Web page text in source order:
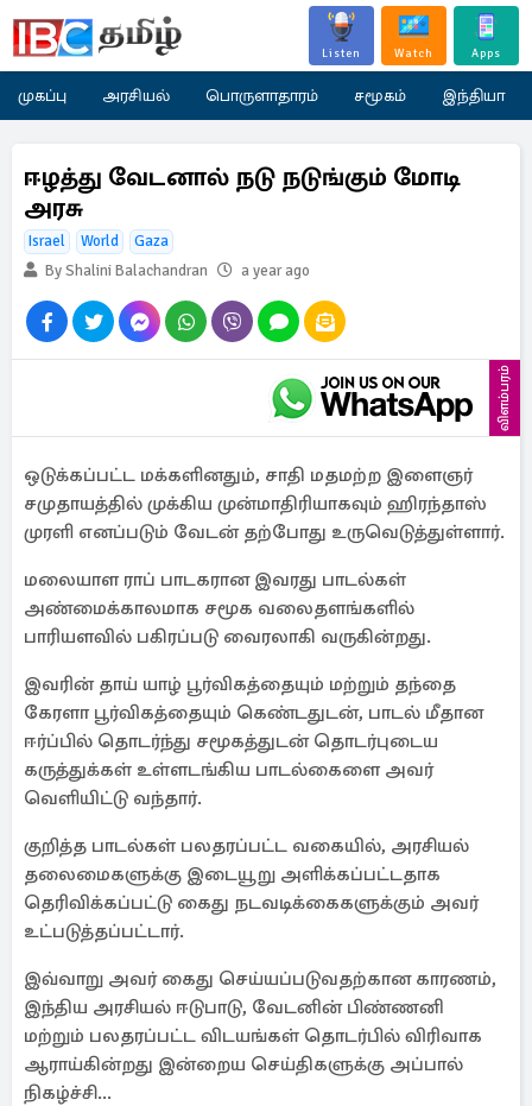
Listen Watch Apps
முகப்பு அரசியல் பொருளாதாரம் சமூகம் இந்தியா
ஈழத்து வேடனால் நடு நடுங்கும் மோடி
அரசு
Israel World
Gaza
By Shalini Balachandran
a year ago
விளம்பரம்
ஒடுக்கப்பட்ட மக்களினதும், சாதி மதமற்ற இளைஞர்
சமுதாயத்தில் முக்கிய முன்மாதிரியாகவும் ஹிரந்தாஸ்
முரளி எனப்படும் வேடன் தற்போது உருவெடுத்துள்ளார்.
மலையாள ராப் பாடகரான இவரது பாடல்கள்
அண்மைக்காலமாக சமூக வலைதளங்களில்
பாரியளவில் பகிரப்படு வைரலாகி வருகின்றது.
இவரின் தாய் யாழ் பூர்விகத்தையும் மற்றும் தந்தை
கேரளா பூர்விகத்தையும் கெண்டதுடன், பாடல் மீதான
ஈர்ப்பில் தொடர்ந்து சமூகத்துடன் தொடர்புடைய
கருத்துக்கள் உள்ளடங்கிய பாடல்கைளை அவர்
வெளியிட்டு வந்தார்.
குறித்த பாடல்கள் பலதரப்பட்ட வகையில், அரசியல்
தலைமைகளுக்கு இடையூறு அளிக்கப்பட்டதாக
தெரிவிக்கப்பட்டு கைது நடவடிக்கைகளுக்கும் அவர்
உட்படுத்தப்பட்டார்.
இவ்வாறு அவர் கைது செய்யப்படுவதற்கான காரணம்,
இந்திய அரசியல் ஈடுபாடு, வேடனின் பிண்ணனி
மற்றும் பலதரப்பட்ட விடயங்கள் தொடர்பில் விரிவாக
ஆராய்கின்றது இன்றைய செய்திகளுக்கு அப்பால்
நிகழ்ச்சி...